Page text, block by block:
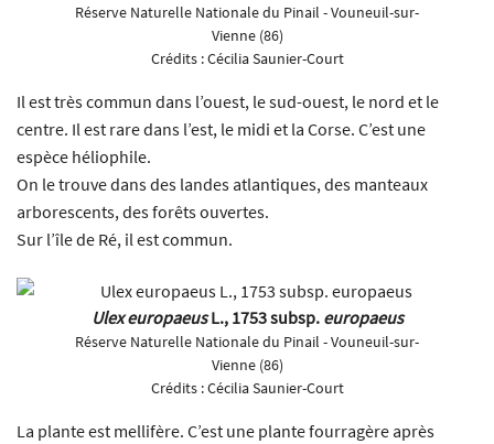
Réserve Naturelle Nationale du Pinail - Vouneuil-sur-
Vienne (86)
Crédits :Cécilia Saunier-Court
Il est très commun dans l’ouest, le sud-ouest, le nord et le
centre. Il est rare dans l’est, le midi et la Corse. C’est une
espèce héliophile.
On le trouve dans des landes atlantiques, des manteaux
arborescents, des forêts ouvertes.
Sur l’île de Ré, il est commun.
Ulex europaeusL., 1753 subsp. europaeus
Réserve Naturelle Nationale du Pinail - Vouneuil-sur-
Vienne (86)
Crédits :Cécilia Saunier-Court
La plante est mellifère. C’est une plante fourragère après